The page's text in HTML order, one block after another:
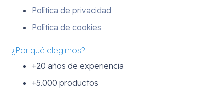
Política de privacidad
Política de cookies
¿Por qué elegirnos?
+20 años de experiencia
+5.000 productos